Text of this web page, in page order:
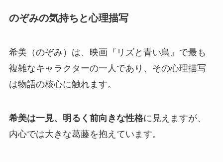
のぞみの気持ちと心理描写
希美（のぞみ）は、映画『リズと青い鳥』で最も
複雑なキャラクターの一人であり、その心理描写
は物語の核心に触れます。
希美は一見、明るく前向きな性格に見えますが、
内心では大きな葛藤を抱えています。